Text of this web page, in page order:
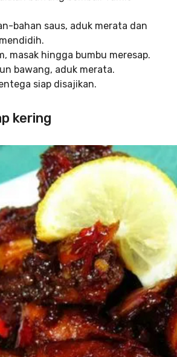
bahan saus, aduk merata dan
masak hingga bumbu meresap.
bawang, aduk merata.
siap disajikan.
kering